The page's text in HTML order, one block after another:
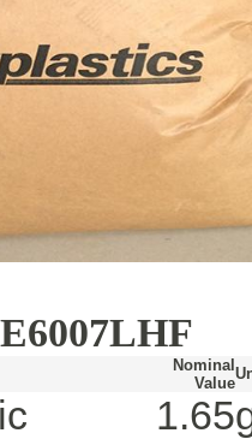
E6007LHF
Nominal
Value
1.65